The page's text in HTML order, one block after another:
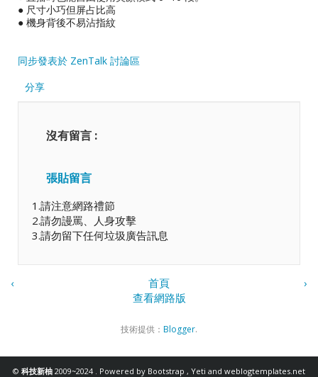
● 尺寸小巧但屏占比高
● 機身背後不易沾指紋
同步發表於 ZenTalk 討論區
分享
沒有留言 :
張貼留言
1.請注意網路禮節
2.請勿謾罵、人身攻擊
3.請勿留下任何垃圾廣告訊息
‹ ›
首頁
查看網路版
技術提供： Blogger.
© 科技新柚 2009~2024 . Powered by Bootstrap , Yeti and weblogtemplates.net